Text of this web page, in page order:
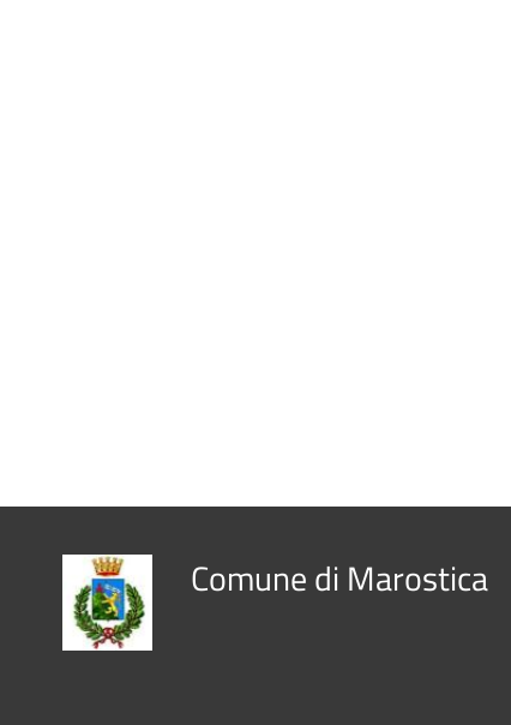
Comune di Marostica